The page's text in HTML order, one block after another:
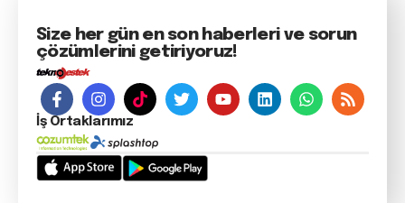
Size her gün en son haberleri ve sorun
çözümlerini getiriyoruz!
İş Ortaklarımız